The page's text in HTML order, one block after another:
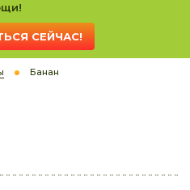
СЕЙЧАС!
Банан